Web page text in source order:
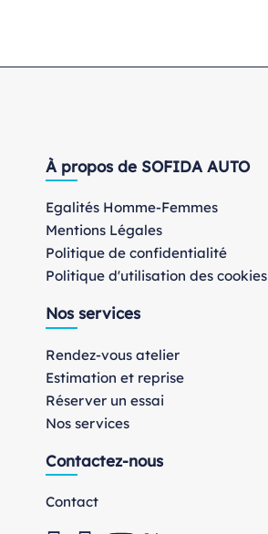
À propos de SOFIDA AUTO
Egalités Homme-Femmes
Mentions Légales
Politique de confidentialité
Politique d'utilisation des cookies
Nos services
Rendez-vous atelier
Estimation et reprise
Réserver un essai
Nos services
Contactez-nous
Contact